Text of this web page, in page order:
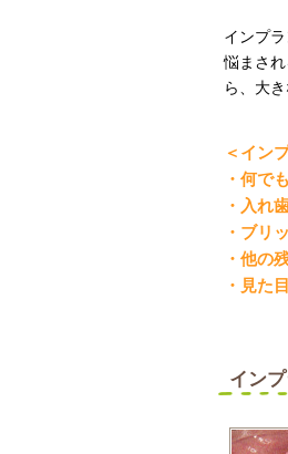
インプ
悩まさ
ら、大
＜イン
・何で
・入れ
・ブリ
・他の
・見た
イン